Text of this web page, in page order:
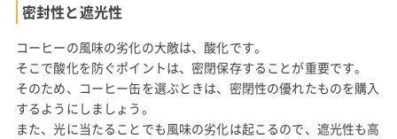
密封性と遮光性
コーヒーの風味の劣化の大敵は、酸化です。
そこで酸化を防ぐポイントは、密閉保存することが重要です。
そのため、コーヒー缶を選ぶときは、密閉性の優れたものを購入
するようにしましょう。
また、光に当たることでも風味の劣化は起こるので、遮光性も高